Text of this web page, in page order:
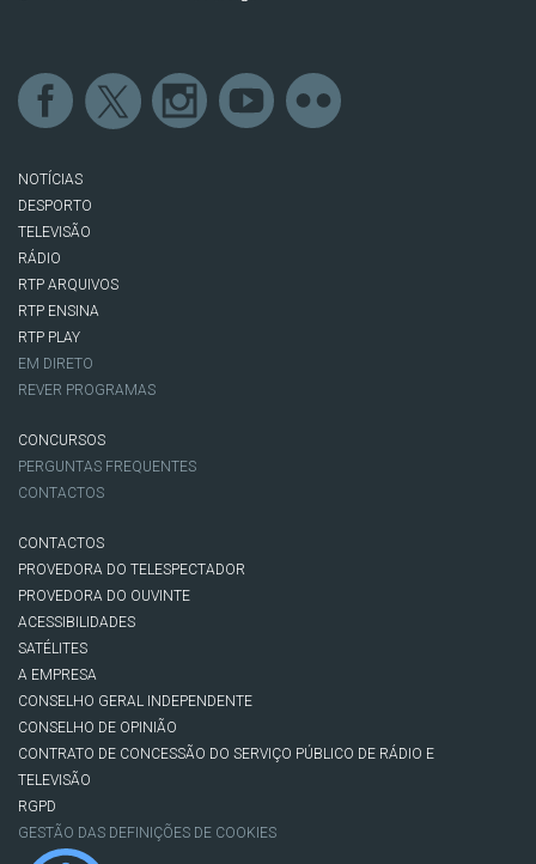
NOTÍCIAS
DESPORTO
TELEVISÃO
RÁDIO
RTP ARQUIVOS
RTP ENSINA
RTP PLAY
EM DIRETO
REVER PROGRAMAS
CONCURSOS
PERGUNTAS FREQUENTES
CONTACTOS
CONTACTOS
PROVEDORA DO TELESPECTADOR
PROVEDORA DO OUVINTE
ACESSIBILIDADES
SATÉLITES
A EMPRESA
CONSELHO GERAL INDEPENDENTE
CONSELHO DE OPINIÃO
CONTRATO DE CONCESSÃO DO SERVIÇO PÚBLICO DE RÁDIO E
TELEVISÃO
RGPD
GESTÃO DAS DEFINIÇÕES DE COOKIES